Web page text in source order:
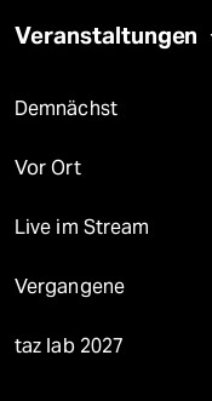
Veranstaltungen
Demnächst
Vor Ort
Live im Stream
Vergangene
taz lab 2027